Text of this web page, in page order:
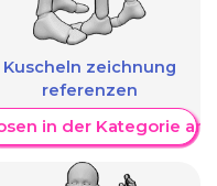
Kuscheln zeichnung
referenzen
in der Kategorie